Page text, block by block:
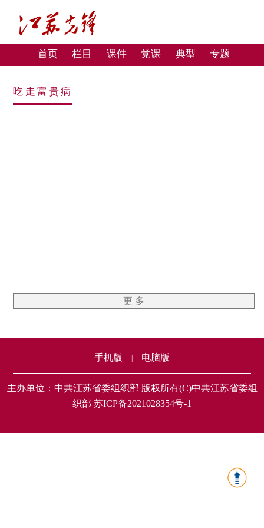
首页 栏目 课件 党课 典型 专题
吃走富贵病
更 多
手机版 电脑版
主办单位：中共江苏省委组织部 版权所有(C)中共江苏省委组
织部 苏ICP备2021028354号-1